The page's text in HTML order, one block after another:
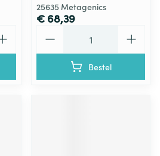
25635 Metagenics
€ 68,39
Bestel